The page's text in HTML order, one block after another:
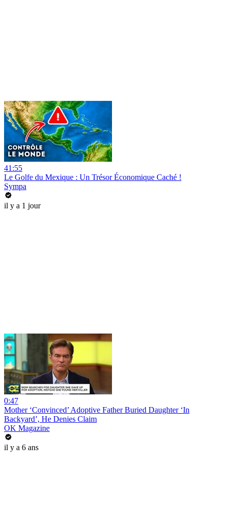
41:55
Le Golfe du Mexique : Un Trésor Économique Caché !
Sympa
il y a 1 jour
0:47
Mother ‘Convinced’ Adoptive Father Buried Daughter ‘In
Backyard’, He Denies Claim
OK Magazine
il y a 6 ans